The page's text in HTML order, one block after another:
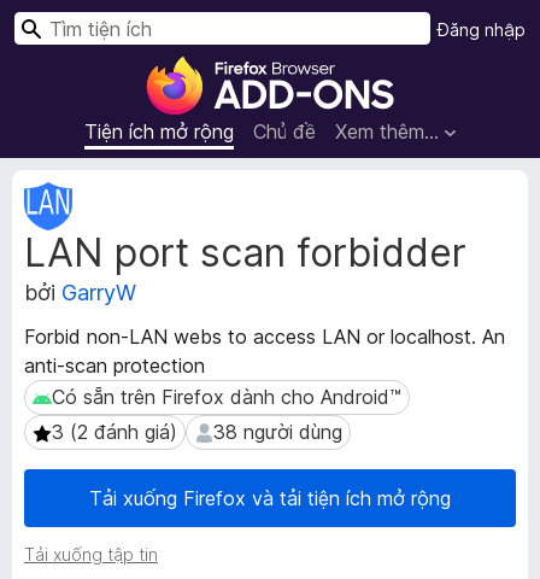
T
ệ
n
h
t
ì
h
d
u
y
ệ
t
Tiện ích mở rộng Chủ đề Xem thêm…
Đăng nhập
T
m
LAN port scan forbidder
bởi GarryW
Forbid non-LAN webs to access LAN or localhost. An
anti-scan protection
Có sẵn trên Firefox dành cho Android™
Có sẵn trên Firefox dành cho Android™
3 (2 đánh giá)
3 (2 đánh giá) 38 người dùng
38 người dùng
Tải xuống Firefox và tải tiện ích mở rộng
Tải xuống tập tin
S
i
ê
u
d
l
i
ệ
u
m
ở
ộ
n